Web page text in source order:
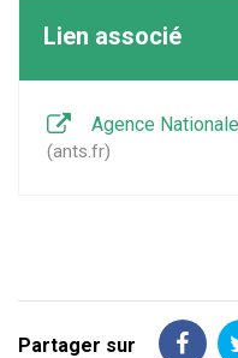
Lien associé
Agence
ants.fr
Partager sur